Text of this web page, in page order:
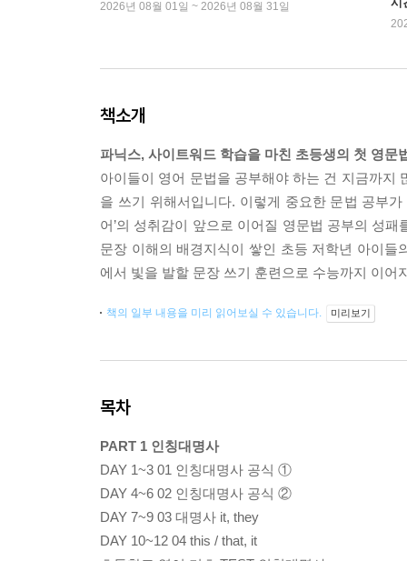
2026년 08월 01일 ~ 2026년 08월 31일
책소개
파닉스, 사이트워드 학습을 마친 초등생의 첫 영문
아이들이 영어 문법을 공부해야 하는 건 지금까지
을 쓰기 위해서입니다. 이렇게 중요한 문법 공부
어’의 성취감이 앞으로 이어질 영문법 공부의 성
문장 이해의 배경지식이 쌓인 초등 저학년 아이
에서 빛을 발할 문장 쓰기 훈련으로 수능까지 이어
책의 일부 내용을 미리 읽어보실 수 있습니다. 미리보기
목차
PART 1 인칭대명사
DAY 1~3 01 인칭대명사 공식 ①
DAY 4~6 02 인칭대명사 공식 ②
DAY 7~9 03 대명사 it, they
DAY 10~12 04 this / that, it